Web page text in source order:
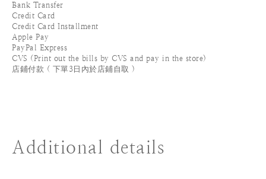
Bank Transfer
Credit Card
Credit Card Installment
Apple Pay
PayPal Express
CVS (Print out the bills by CVS and pay in the store)
店鋪付款 ( 下單3日內於店鋪自取 )
Additional details